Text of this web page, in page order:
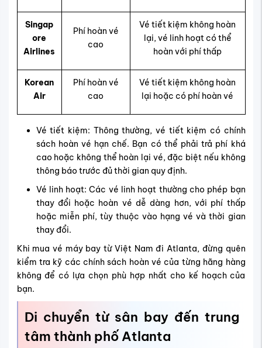
Singap
ore
Airlines
Phí hoàn vé
cao
Vé tiết kiệm không hoàn
lại, vé linh hoạt có thể
hoàn với phí thấp
Korean
Air
Phí hoàn vé
cao
Vé tiết kiệm không hoàn
lại hoặc có phí hoàn vé
Vé tiết kiệm: Thông thường, vé tiết kiệm có chính
sách hoàn vé hạn chế. Bạn có thể phải trả phí khá
cao hoặc không thể hoàn lại vé, đặc biệt nếu không
thông báo trước đủ thời gian quy định.
Vé linh hoạt: Các vé linh hoạt thường cho phép bạn
thay đổi hoặc hoàn vé dễ dàng hơn, với phí thấp
hoặc miễn phí, tùy thuộc vào hạng vé và thời gian
thay đổi.
Khi mua vé máy bay từ Việt Nam đi Atlanta, đừng quên
kiểm tra kỹ các chính sách hoàn vé của từng hãng hàng
không để có lựa chọn phù hợp nhất cho kế hoạch của
bạn.
Di chuyển từ sân bay đến trung
tâm thành phố Atlanta